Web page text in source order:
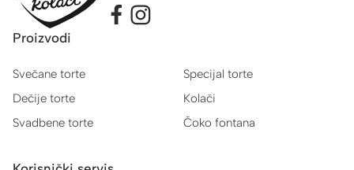
Proizvodi
Svečane torte
Dečije torte
Svadbene torte
Specijal torte
Kolači
Čoko fontana